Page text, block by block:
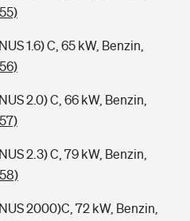
1.6) C, 65 kW, Benzin,
2.0) C, 66 kW, Benzin,
2.3) C, 79 kW, Benzin,
2000)C, 72 kW, Benzin,